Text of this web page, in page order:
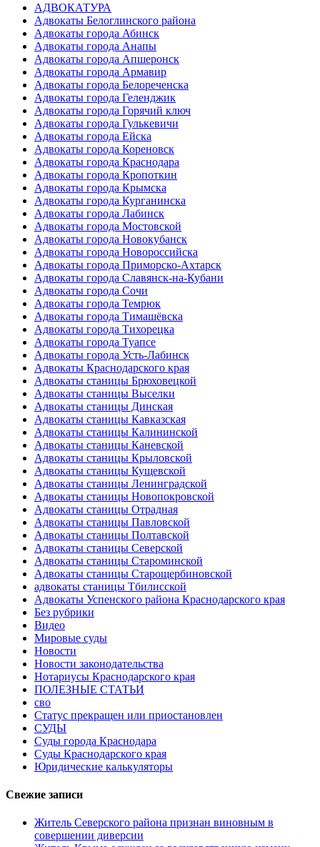
АДВОКАТУРА
Адвокаты Белоглинского района
Адвокаты города Абинск
Адвокаты города Анапы
Адвокаты города Апшеронск
Адвокаты города Армавир
Адвокаты города Белореченска
Адвокаты города Геленджик
Адвокаты города Горячий ключ
Адвокаты города Гулькевичи
Адвокаты города Ейска
Адвокаты города Кореновск
Адвокаты города Краснодара
Адвокаты города Кропоткин
Адвокаты города Крымска
Адвокаты города Курганинска
Адвокаты города Лабинск
Адвокаты города Мостовской
Адвокаты города Новокубанск
Адвокаты города Новороссийска
Адвокаты города Приморско-Ахтарск
Адвокаты города Славянск-на-Кубани
Адвокаты города Сочи
Адвокаты города Темрюк
Адвокаты города Тимашёвска
Адвокаты города Тихорецка
Адвокаты города Туапсе
Адвокаты города Усть-Лабинск
Адвокаты Краснодарского края
Адвокаты станицы Брюховецкой
Адвокаты станицы Выселки
Адвокаты станицы Динская
Адвокаты станицы Кавказская
Адвокаты станицы Калининской
Адвокаты станицы Каневской
Адвокаты станицы Крыловской
Адвокаты станицы Кущевской
Адвокаты станицы Ленинградской
Адвокаты станицы Новопокровской
Адвокаты станицы Отрадная
Адвокаты станицы Павловской
Адвокаты станицы Полтавской
Адвокаты станицы Северской
Адвокаты станицы Староминской
Адвокаты станицы Старощербиновской
адвокаты станицы Тбилисской
Адвокаты Успенского района Краснодарского края
Без рубрики
Видео
Мировые суды
Новости
Новости законодательства
Нотариусы Краснодарского края
ПОЛЕЗНЫЕ СТАТЬИ
сво
Статус прекращен или приостановлен
СУДЫ
Суды города Краснодара
Суды Краснодарского края
Юридические калькуляторы
Свежие записи
Житель Северского района признан виновным в
совершении диверсии